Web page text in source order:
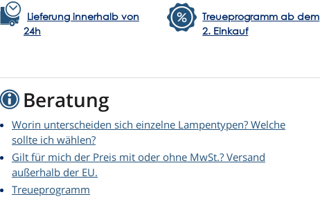
Lieferung innerhalb von
24h
Treueprogramm ab dem
2. Einkauf
Beratung
Worin unterscheiden sich einzelne Lampentypen? Welche
sollte ich wählen?
Gilt für mich der Preis mit oder ohne MwSt.? Versand
außerhalb der EU.
Treueprogramm